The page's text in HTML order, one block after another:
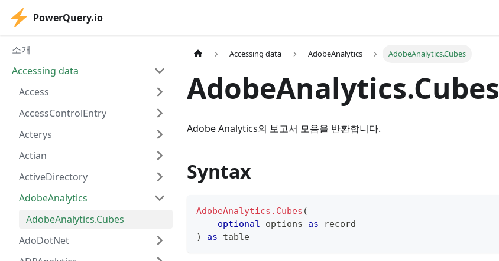
PowerQuery.io
소개
Accessing data
Access
AccessControlEntry
Acterys
Actian
ActiveDirectory
AdobeAnalytics
AdobeAnalytics.Cubes
AdoDotNet
Accessing data AdobeAnalytics AdobeAnalytics.Cubes
AdobeAnalytics.Cubes
Adobe Analytics의 보고서 모음을 반환합니다.
Syntax
AdobeAnalytics.Cubes (
optional options as
record
)
as table